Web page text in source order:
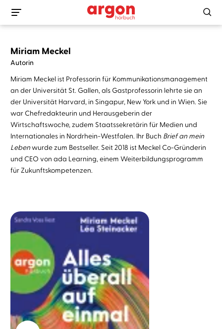
Miriam Meckel
Autorin
Miriam Meckel ist Professorin für Kommunikationsmanagement
an der Universität St. Gallen, als Gastprofessorin lehrte sie an
der Universität Harvard, in Singapur, New York und in Wien. Sie
war Chefredakteurin und Herausgeberin der
Wirtschaftswoche, zudem Staatssekretärin für Medien und
Internationales in Nordrhein-Westfalen. Ihr Buch Brief an mein
Lebenwurde zum Bestseller. Seit 2018 ist Meckel Co-Gründerin
und CEO von ada Learning, einem Weiterbildungsprogramm
für Zukunftskompetenzen.